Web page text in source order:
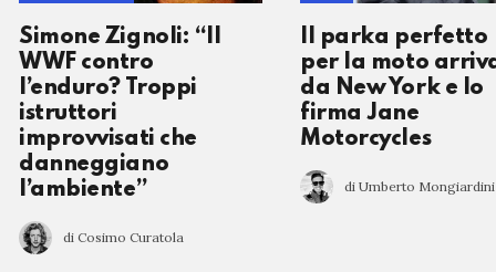
Simone Zignoli: “Il
WWF contro
l’enduro? Troppi
istruttori
improvvisati che
danneggiano
l’ambiente”
di Cosimo Curatola
Il parka perfetto
per la moto
da New York e lo
firma Jane
Motorcycles
di Umberto Mongiardini